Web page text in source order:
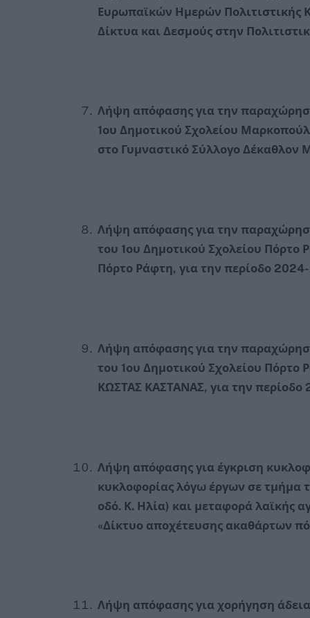
Ευρωπαϊκών Ημερών Πολιτιστικής
Δίκτυα και Δεσμούς στην
Λήψη απόφασης για την
1ου Δημοτικού Σχολείου
στο Γυμναστικό Σύλλογο
Λήψη απόφασης για την
του 1ου Δημοτικού Σχολείου
Πόρτο Ράφτη, για την περίοδο
Λήψη απόφασης για την
του 1ου Δημοτικού Σχολείου
ΚΩΣΤΑΣ ΚΑΣΤΑΝΑΣ, για την περίοδο
Λήψη απόφασης για έγκριση
κυκλοφορίας λόγω έργων σε τμήμα
οδό. Κ. Ηλία) και μεταφορά λαϊκής
«Δίκτυο αποχέτευσης ακαθάρτων
Λήψη απόφασης για χορήγηση